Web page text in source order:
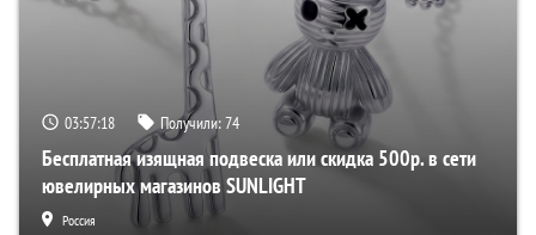
03:57:17 Получили:74
Бесплатная изящная подвеска или скидка 500р. в сети
ювелирных магазинов SUNLIGHT
Россия